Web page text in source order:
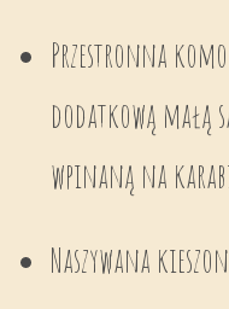
Przestronna
dodatkową małą
wpinaną na
Naszywana